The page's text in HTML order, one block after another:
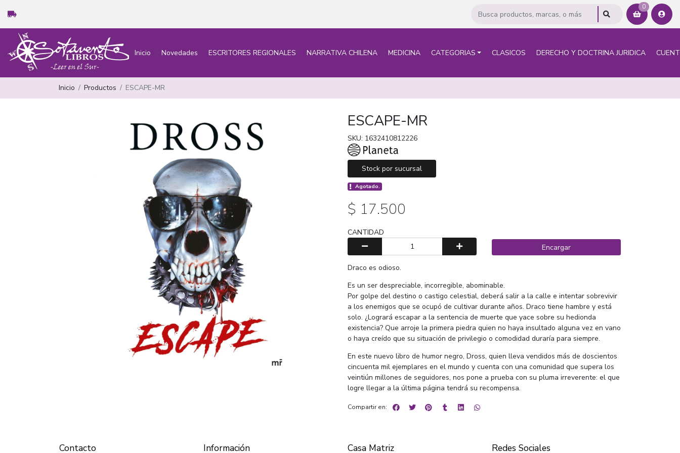
0
Inicio Novedades ESCRITORES REGIONALES NARRATIVA CHILENA MEDICINA CATEGORIAS CLASICOS DERECHO Y DOCTRINA JURIDICA
Inicio Productos ESCAPE-MR
ESCAPE-MR
SKU: 1632410812226
Stock por sucursal
Agotado.
$ 17.500
CANTIDAD
Encargar
Draco es odioso.
Es un ser despreciable, incorregible, abominable.
Por golpe del destino o castigo celestial, deberá salir a la calle e intentar sobrevivir
a los enemigos que se ocupó de cultivar durante años. Draco tiene hambre y está
solo. ¿Logrará escapar a la sentencia de muerte que yace sobre su hedionda
existencia? Que arroje la primera piedra quien no haya insultado alguna vez en vano
o haya creído que su situación de privilegio o comodidad duraría para siempre.
En este nuevo libro de humor negro, Dross, quien lleva vendidos más de doscientos
cincuenta mil ejemplares en el mundo y cuenta con una comunidad que supera los
veintiún millones de seguidores, nos pone a prueba con su pluma irreverente: el que
logre llegar a la última página tendrá su recompensa.
Compartir en:
Contacto Información Casa Matriz Redes Sociales